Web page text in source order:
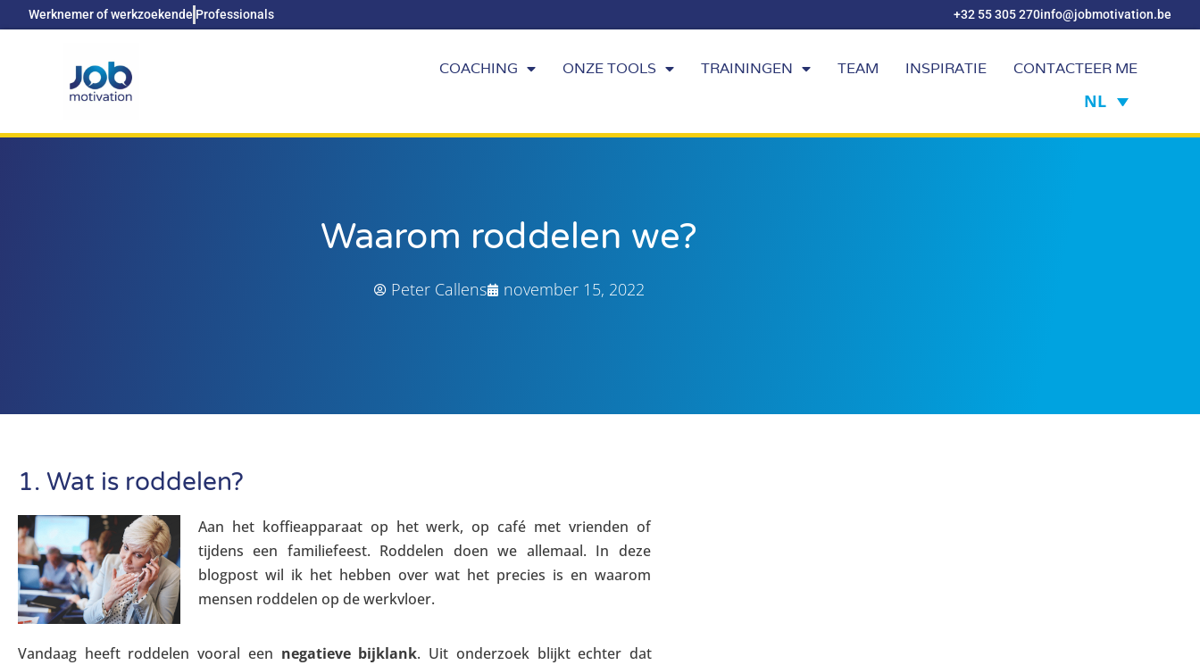
Werknemer of werkzoekende Professionals +32 55 305 270info@jobmotivation.be
COACHING ONZE TOOLS TRAININGEN TEAM INSPIRATIE CONTACTEER ME
NL
Waarom roddelen we?
Peter Callens november 15, 2022
1. Wat is roddelen?
Aan het koffieapparaat op het werk, op café met vrienden of
tijdens een familiefeest. Roddelen doen we allemaal. In deze
blogpost wil ik het hebben over wat het precies is en waarom
mensen roddelen op de werkvloer.
Vandaag heeft roddelen vooral een negatieve bijklank. Uit onderzoek blijkt echter dat